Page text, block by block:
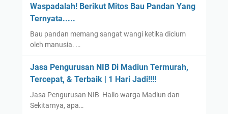
Waspadalah! Berikut Mitos Bau Pandan Yang
Ternyata.....
Bau pandan memang sangat wangi ketika dicium
oleh manusia. …
Jasa Pengurusan NIB Di Madiun Termurah,
Tercepat, & Terbaik | 1 Hari Jadi!!!!
Jasa Pengurusan NIB Hallo warga Madiun dan
Sekitarnya, apa…